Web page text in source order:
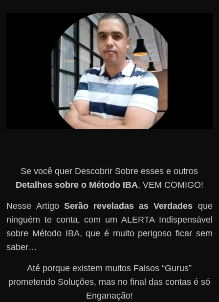
Se você quer Descobrir Sobre esses e outros
Detalhes sobre o Método IBA, VEM COMIGO!
Nesse Artigo Serão reveladas as Verdades que
ninguém te conta, com um ALERTA Indispensável
sobre Método IBA, que é muito perigoso ficar sem
saber…
Até porque existem muitos Falsos “Gurus”
prometendo Soluções, mas no final das contas é só
Enganação!